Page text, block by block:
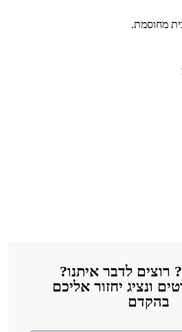
מחוסמת.
רוצים לדבר איתנו?
ונציג יחזור אליכם
בהקדם